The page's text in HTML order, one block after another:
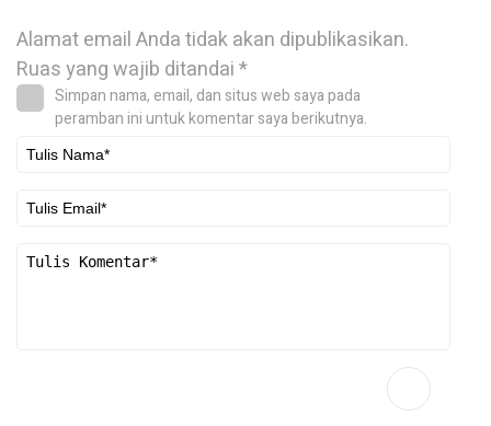
Alamat email Anda tidak akan dipublikasikan.
Ruas yang wajib ditandai*
Simpan nama, email, dan situs web saya pada
peramban ini untuk komentar saya berikutnya.